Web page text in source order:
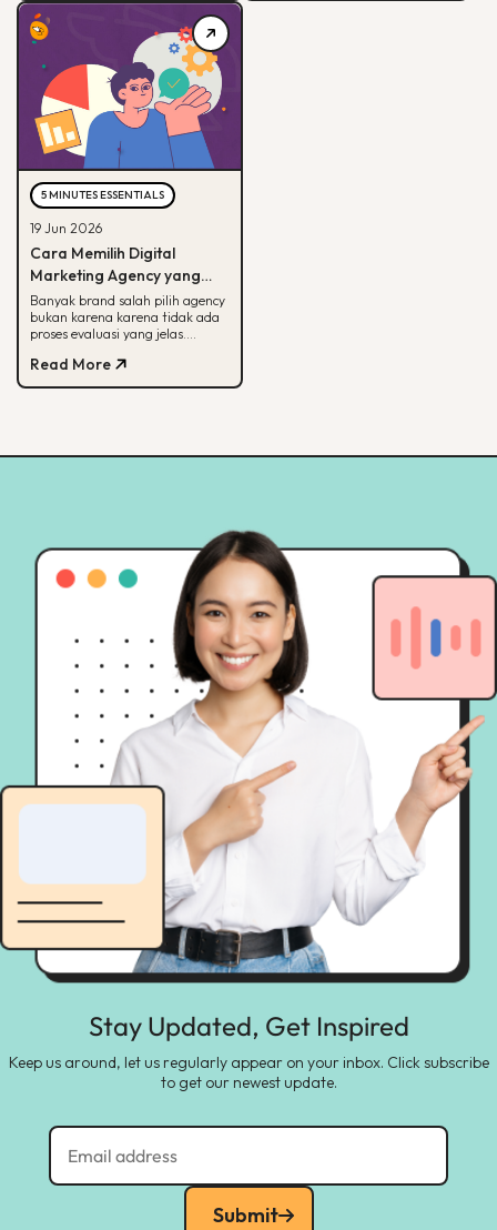
5 MINUTES ESSENTIALS
19 Jun 2026
Cara Memilih Digital
Marketing Agency yang
Tepat untuk Bisnis Kamu
Banyak brand salah pilih agency
bukan karena karena tidak ada
proses evaluasi yang jelas.
menilai agency dari spesialisasi,
track record, hingga
Read More
Stay Updated, Get Inspired
Keep us around, let us regularly appear on your inbox. Click subscribe
to get our newest update.
Submit